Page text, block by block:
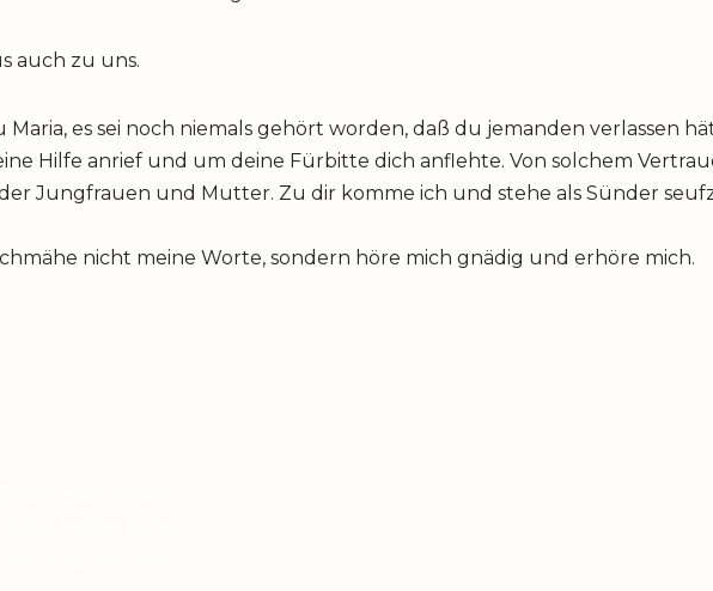
auch zu uns.
es sei noch niemals gehört worden, daß du jemanden verlassen
Hilfe anrief und um deine Fürbitte dich anflehte. Von solchem
Jungfrauen und Mutter. Zu dir komme ich und stehe als Sünder
nicht meine Worte, sondern höre mich gnädig und erhöre mich.